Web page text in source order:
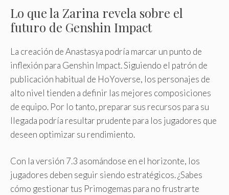
Lo que la Zarina revela sobre el
futuro de Genshin Impact
La creación de Anastasya podría marcar un punto de
inflexión para Genshin Impact. Siguiendo el patrón de
publicación habitual de HoYoverse, los personajes de
alto nivel tienden a definir las mejores composiciones
de equipo. Por lo tanto, preparar sus recursos para su
llegada podría resultar prudente para los jugadores que
deseen optimizar su rendimiento.
Con la versión 7.3 asomándose en el horizonte, los
jugadores deben seguir siendo estratégicos. ¿Sabes
cómo gestionar tus Primogemas para no frustrarte